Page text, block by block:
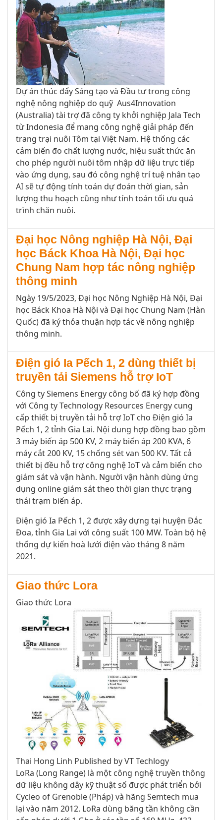
Dự án thúc đẩy Sáng tạo và Đầu tư trong công
nghệ nông nghiệp do quỹ Aus4Innovation
(Australia) tài trợ đã công ty khởi nghiệp Jala Tech
từ Indonesia để mang công nghệ giải pháp đến
trang trại nuôi Tôm tại Việt Nam. Hệ thống các
cảm biến đo chất lượng nước, hiệu suất thức ăn
cho phép người nuôi tôm nhập dữ liệu trực tiếp
vào ứng dụng, sau đó công nghệ trí tuệ nhân tạo
AI sẽ tự động tính toán dự đoán thời gian, sản
lượng thu hoạch cũng như tính toán tối ưu quá
trình chăn nuôi.
Đại học Nông nghiệp Hà Nội, Đại
học Báck Khoa Hà Nội, Đại học
Chung Nam hợp tác nông nghiệp
thông minh
Ngày 19/5/2023, Đại học Nông Nghiệp Hà Nội, Đại
học Báck Khoa Hà Nội và Đại học Chung Nam (Hàn
Quốc) đã ký thỏa thuận hợp tác về nông nghiệp
thông minh.
Điện gió Ia Pếch 1, 2 dùng thiết bị
truyền tải Siemens hỗ trợ IoT
Công ty Siemens Energy công bố đã ký hợp đồng
với Công ty Technology Resources Energy cung
cấp thiết bị truyền tải hỗ trợ IoT cho Điện gió Ia
Pếch 1, 2 tỉnh Gia Lai. Nội dung hợp đồng bao gồm
3 máy biến áp 500 KV, 2 máy biến áp 200 KVA, 6
máy cắt 200 KV, 15 chống sét van 500 KV. Tất cả
thiết bị đều hỗ trợ công nghệ IoT và cảm biến cho
giám sát và vận hành. Người vận hành dùng ứng
dụng online giám sát theo thời gian thực trạng
thái trạm biến áp.
Điện gió Ia Pếch 1, 2 được xây dựng tại huyện Đắc
Đoa, tỉnh Gia Lai với công suất 100 MW. Toàn bộ hệ
thống dự kiến hoà lưới điện vào tháng 8 năm
2021.
Giao thức Lora
Giao thức Lora
Thai Hong Linh Published byVT Techlogy
LoRa (Long Range) là một công nghệ truyền thông
dữ liệu không dây kỹ thuật số được phát triển bởi
Cycleo of Grenoble (Pháp) và hãng Semtech mua
lại vào năm 2012. LoRa dùng băng tần không cần